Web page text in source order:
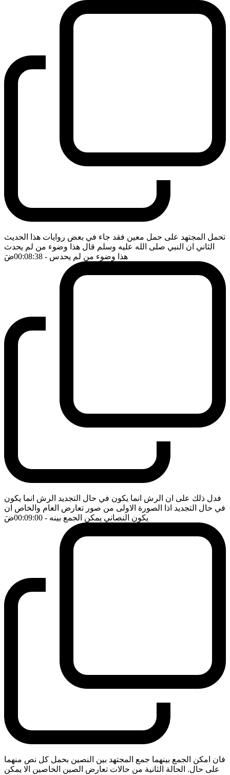
تحمل المجتهد على حمل معين فقد جاء في بعض روايات هذا الحديث
الثاني ان النبي صلى الله عليه وسلم قال هذا وضوء من لم يحدث
هذا وضوء من لم يحدس - 00:08:38 ضَ
فدل ذلك على ان الرش انما يكون في حال التجديد الرش انما يكون
في حال التجديد اذا الصورة الاولى من صور تعارض العام والخاص ان
يكون النصاني يمكن الجمع بينه - 00:09:00 ضَ
فان امكن الجمع بينهما جمع المجتهد بين النصين بحمل كل نص منهما
على حال. الحالة الثانية من حالات تعارض الصين الخاصين الا يمكن